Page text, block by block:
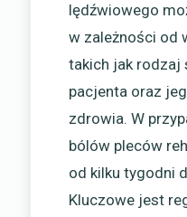
lędźwiowego
w zależności od
takich jak rodzaj
pacjenta oraz
zdrowia. W
bólów pleców
od kilku tygodni
Kluczowe jest